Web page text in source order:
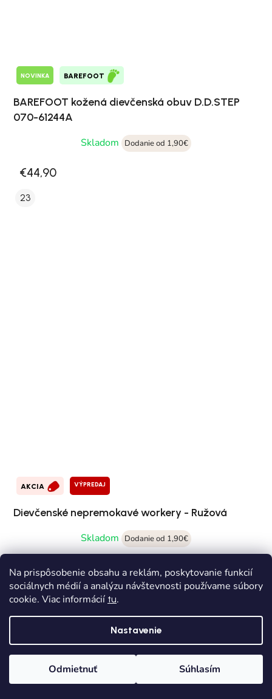
Na prispôsobenie obsahu a reklám, poskytovanie funkcií
sociálnych médií a analýzu návštevnosti používame súbory
cookie. Viac informácií tu.
Nastavenie
Odmietnuť Súhlasím
NOVINKA BAREFOOT
BAREFOOT kožená dievčenská obuv D.D.STEP
070-61244A
Skladom
Dodanie od 1,90€
€44,90
23
AKCIA VÝPREDAJ
Dievčenské nepremokavé workery - Ružová
Skladom
Dodanie od 1,90€
od€34,90
€49,90 (až –30 %)
Sledujte nás na
instagrame